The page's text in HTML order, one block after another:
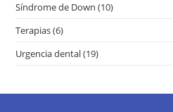
Síndrome de Down (10)
Terapias(6)
Urgencia dental(19)